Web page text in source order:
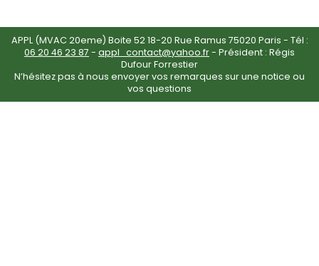
APPL (MVAC 20eme) Boite 52 18-20 Rue Ramus 75020 Paris - Tél :
06 20 46 23 87 - appl_contact@yahoo.fr- Président : Régis
Dufour Forrestier
N’hésitez pas à nous envoyer vos remarques sur une notice ou
vos questions